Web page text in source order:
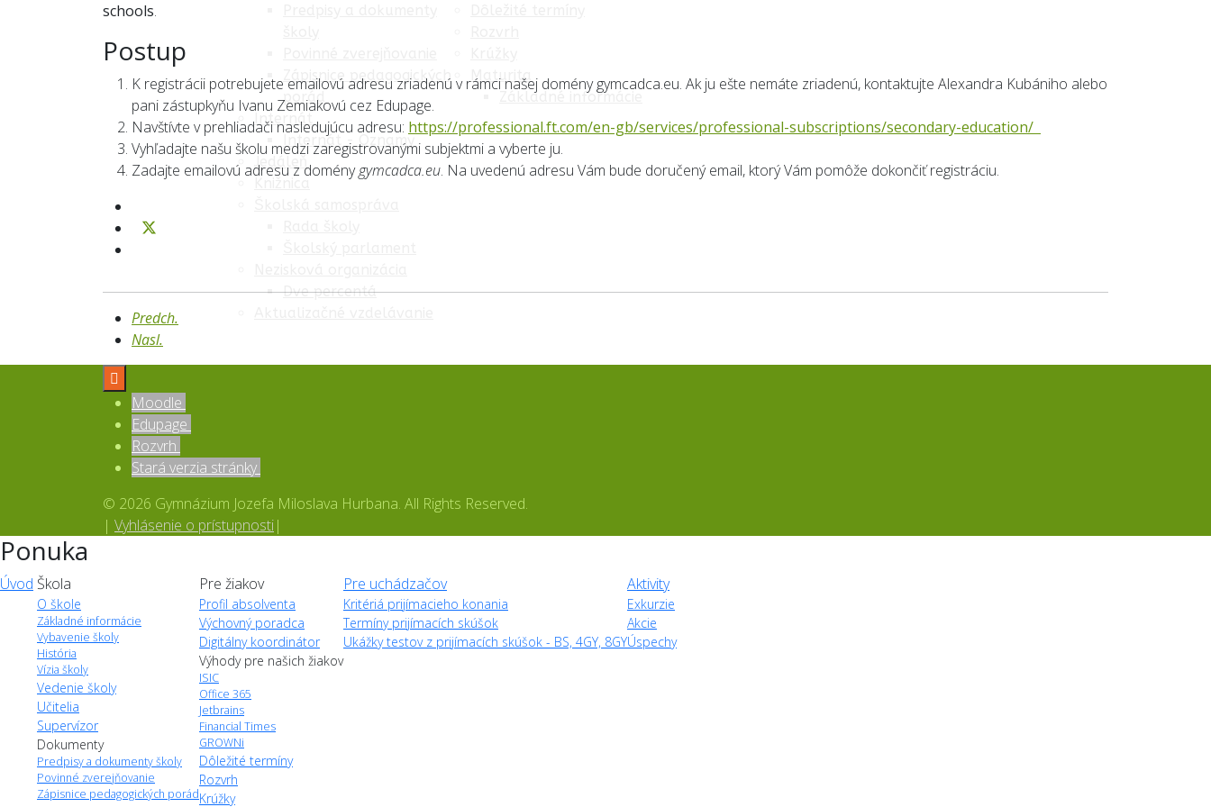
Zápisnice pedagogických
porád
Internát
Internát - Oznamy
Jedáleň
Dve percentá
Maturita
Základné informácie
schools.
Postup
K registrácii potrebujete emailovú adresu zriadenú v rámci našej domény gymcadca.eu. Ak ju ešte nemáte zriadenú, kontaktujte Alexandra Kubániho alebo
pani zástupkyňu Ivanu Zemiakovú cez Edupage.
Navštívte v prehliadači nasledujúcu adresu: https://professional.ft.com/en-gb/services/professional-subscriptions/secondary-education/
Vyhľadajte našu školu medzi zaregistrovanými subjektmi a vyberte ju.
Zadajte emailovú adresu z doménygymcadca.eu. Na uvedenú adresu Vám bude doručený email, ktorý Vám pomôže dokončiť registráciu.
Predch.
Nasl.

Moodle
Edupage
Rozvrh
Stará verzia stránky
© 2026 Gymnázium Jozefa Miloslava Hurbana. All Rights Reserved.
| Vyhlásenie o prístupnosti|
Ponuka
Úvod Škola
O škole
Základné informácie
Vybavenie školy
História
Vízia školy
Vedenie školy
Učitelia
Supervízor
Dokumenty
Predpisy a dokumenty školy
Povinné zverejňovanie
Zápisnice pedagogických porád
Pre žiakov
Profil absolventa
Výchovný poradca
Digitálny koordinátor
Výhody pre našich žiakov
ISIC
Office 365
Jetbrains
Financial Times
GROWNi
Dôležité termíny
Rozvrh
Krúžky
Pre uchádzačov
Kritériá prijímacieho konania
Termíny prijímacích skúšok
Ukážky testov z prijímacích skúšok - BS, 4GY, 8GY
Aktivity
Exkurzie
Akcie
Úspechy